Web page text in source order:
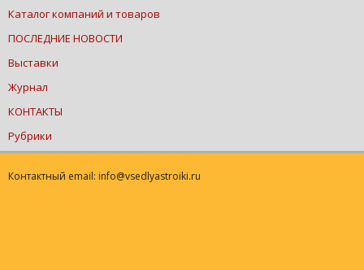
Каталог компаний и товаров
ПОСЛЕДНИЕ НОВОСТИ
Выставки
Журнал
КОНТАКТЫ
Рубрики
Контактный email: info@vsedlyastroiki.ru